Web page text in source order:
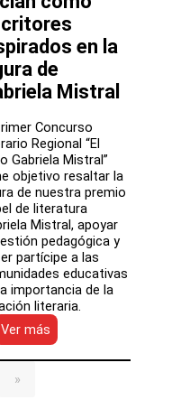
en la
de
Mistral
Concurso
Regional “El
Gabriela Mistral”
objetivo resaltar la
de nuestra premio
de literatura
Mistral, apoyar
pedagógica y
partícipe a las
educativas
importancia de la
literaria.
Ver más
Estudiantes
de
»